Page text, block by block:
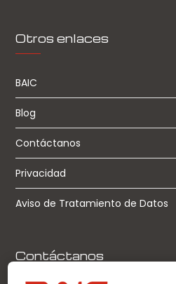
Otros enlaces
BAIC
Blog
Contáctanos
Privacidad
Aviso de Tratamiento de Datos
Contáctanos